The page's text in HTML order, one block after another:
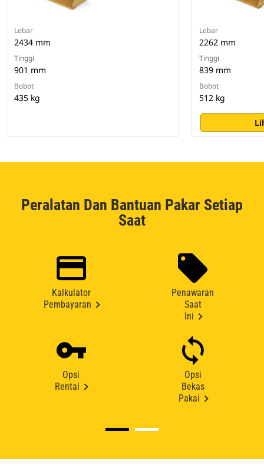
Lebar
2434 mm
Tinggi
901 mm
Bobot
435 kg
Lebar
2262 mm
Tinggi
839 mm
Bobot
512 kg
Peralatan Dan Bantuan Pakar Setiap
Saat
Kalkulator
Pembayaran
Penawaran
Saat
Ini
Opsi
Rental
Opsi
Bekas
Pakai